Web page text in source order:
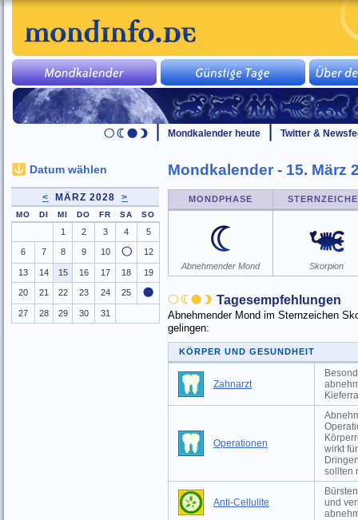
Mondkalender heute Twitter &
Mondkalender - 15. März
MONDPHASE
Abnehmender Mond Skorpion
Tagesempfehlungen
Abnehmender Mond im Sternzeichen
gelingen:
KÖRPER UND GESUNDHEIT
Zahnarzt
Operationen
wirkt
sollten
Anti-Cellulite
und
Datum wählen
< MÄRZ 2028 >
MO DI MI DO FR SA SO
1 2 3 4 5
6 7 8 9 10 12
13 14 15 16 17 18 19
20 21 22 23 24 25
27 28 29 30 31